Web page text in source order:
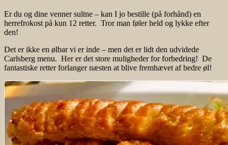
Er du og dine venner sultne – kan I jo bestille (på forhånd) en
herrefrokost på kun 12 retter. Tror man føler held og lykke efter
den!
Det er ikke en ølbar vi er inde – men det er lidt den udvidede
Carlsberg menu. Her er det store muligheder for forbedring! De
fantastiske retter forlanger næsten at blive fremhævet af bedre øl!